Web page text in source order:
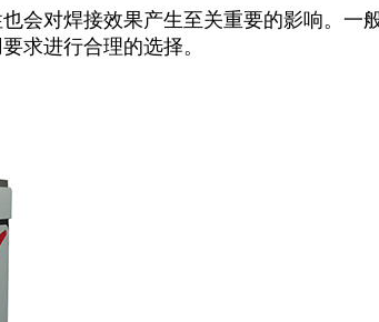
会对焊接效果产生至关重要的影响。
求进行合理的选择。